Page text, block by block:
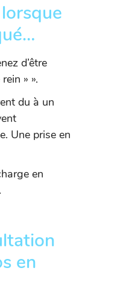
d’être
» ».
du à un
Une prise en
en
en